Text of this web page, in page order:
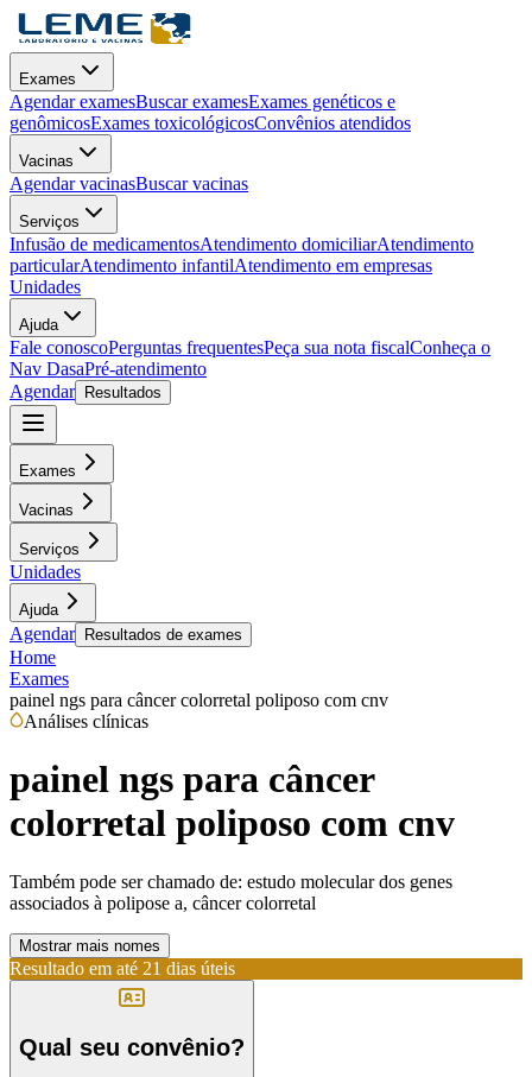
Exames
Agendar examesBuscar examesExames genéticos e
genômicosExames toxicológicosConvênios atendidos
Vacinas
Agendar vacinasBuscar vacinas
Serviços
Infusão de medicamentosAtendimento domiciliarAtendimento
particularAtendimento infantilAtendimento em empresas
Unidades
Ajuda
Fale conoscoPerguntas frequentesPeça sua nota fiscalConheça o
Nav DasaPré-atendimento
Agendar
Resultados
Exames
Vacinas
Serviços
Unidades
Ajuda
Agendar Resultados de exames
Home
Exames
painel ngs para câncer colorretal poliposo com cnv
Análises clínicas
painel ngs para câncer
colorretal poliposo com cnv
Também pode ser chamado de: estudo molecular dos genes
associados à polipose a, câncer colorretal
Mostrar mais nomes
Resultado em até 21 dias úteis
Qual seu convênio?